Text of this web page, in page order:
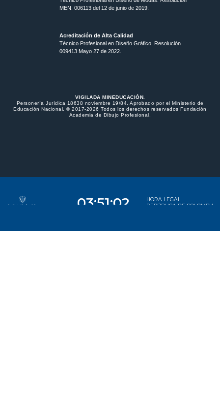
MEN. 006113 del 12 de junio de 2019.
Acreditación de Alta Calidad
Técnico Profesional en Diseño Gráfico. Resolución
009413 Mayo 27 de 2022.
VIGILADA MINEDUCACIÓN.
Personería Jurídica 18638 noviembre 19/84. Aprobado por el Ministerio de
Educación Nacional. © 2017-2026 Todos los derechos reservados Fundación
Academia de Dibujo Profesional.